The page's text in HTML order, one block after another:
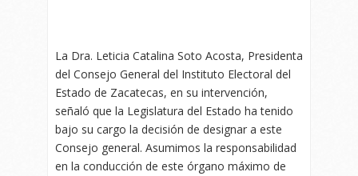
La Dra. Leticia Catalina Soto Acosta, Presidenta
del Consejo General del Instituto Electoral del
Estado de Zacatecas, en su intervención,
señaló que la Legislatura del Estado ha tenido
bajo su cargo la decisión de designar a este
Consejo general. Asumimos la responsabilidad
en la conducción de este órgano máximo de